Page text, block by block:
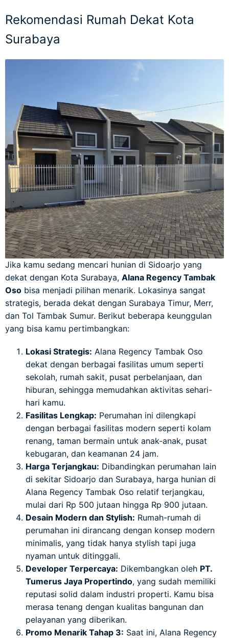
Rekomendasi Rumah Dekat Kota
Surabaya
Jika kamu sedang mencari hunian di Sidoarjo yang
dekat dengan Kota Surabaya, Alana Regency Tambak
Oso bisa menjadi pilihan menarik. Lokasinya sangat
strategis, berada dekat dengan Surabaya Timur, Merr,
dan Tol Tambak Sumur. Berikut beberapa keunggulan
yang bisa kamu pertimbangkan:
Lokasi Strategis: Alana Regency Tambak Oso
dekat dengan berbagai fasilitas umum seperti
sekolah, rumah sakit, pusat perbelanjaan, dan
hiburan, sehingga memudahkan aktivitas sehari-
hari kamu.
Fasilitas Lengkap: Perumahan ini dilengkapi
dengan berbagai fasilitas modern seperti kolam
renang, taman bermain untuk anak-anak, pusat
kebugaran, dan keamanan 24 jam.
Harga Terjangkau: Dibandingkan perumahan lain
di sekitar Sidoarjo dan Surabaya, harga hunian di
Alana Regency Tambak Oso relatif terjangkau,
mulai dari Rp 500 jutaan hingga Rp 900 jutaan.
Desain Modern dan Stylish: Rumah-rumah di
perumahan ini dirancang dengan konsep modern
minimalis, yang tidak hanya stylish tapi juga
nyaman untuk ditinggali.
Developer Terpercaya: Dikembangkan oleh PT.
Tumerus Jaya Propertindo, yang sudah memiliki
reputasi solid dalam industri properti. Kamu bisa
merasa tenang dengan kualitas bangunan dan
pelayanan yang diberikan.
Promo Menarik Tahap 3: Saat ini, Alana Regency